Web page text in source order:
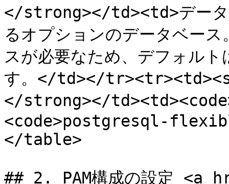
</strong></td><td>データ
るオプションのデータベー
スが必要なため、デフォ
す。</td></
</strong></
<code>postgresql-
</table>
## 2. PAM構成の設定